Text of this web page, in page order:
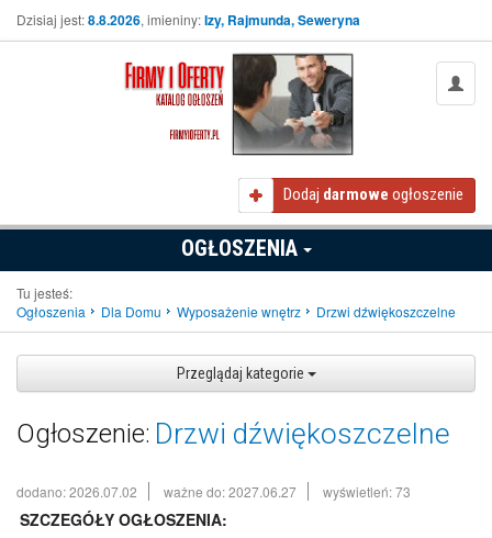
Dzisiaj jest:8.8.2026, imieniny:Izy, Rajmunda, Seweryna
Dodaj darmowe ogłoszenie
OGŁOSZENIA
Tu jesteś:
Ogłoszenia
Dla Domu Wyposażenie wnętrz Drzwi dźwiękoszczelne
Przeglądaj kategorie
Ogłoszenie: Drzwi dźwiękoszczelne
dodano: 2026.07.02 ważne do: 2027.06.27 wyświetleń: 73
SZCZEGÓŁY OGŁOSZENIA: